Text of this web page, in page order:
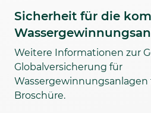
Sicherheit für die
Weitere Informationen zur
Globalversicherung für
Broschüre.